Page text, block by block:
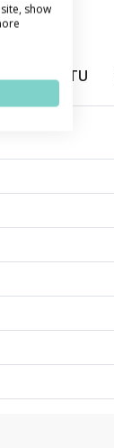
PRODUKTU
show